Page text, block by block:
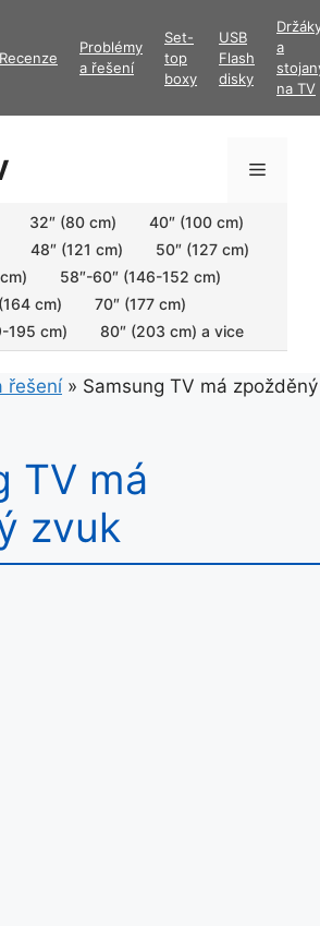
Recenze
Problémy
a řešení
Set-
top
boxy
USB
Flash
disky
a
na TV
Menu
32″ (80 cm)
40″ (100 cm)
48″ (121 cm)
50″ (127 cm)
58″-60″ (146-152 cm)
cm)
70″ (177 cm)
195 cm)
80″ (203 cm) a vice
řešení » Samsung TV má zpožděný
TV má
zvuk